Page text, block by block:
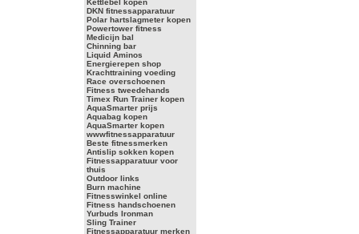
Kettlebel kopen
DKN fitnessapparatuur
Polar hartslagmeter kopen
Powertower fitness
Medicijn bal
Chinning bar
Liquid Aminos
Energierepen shop
Krachttraining voeding
Race overschoenen
Fitness tweedehands
Timex Run Trainer kopen
AquaSmarter prijs
Aquabag kopen
AquaSmarter kopen
wwwfitnessapparatuur
Beste fitnessmerken
Antislip sokken kopen
Fitnessapparatuur voor
thuis
Outdoor links
Burn machine
Fitnesswinkel online
Fitness handschoenen
Yurbuds Ironman
Sling Trainer
Fitnessapparatuur merken